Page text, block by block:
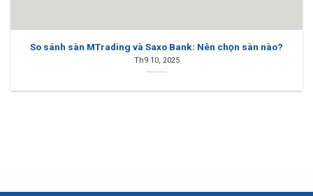
So sánh sàn MTrading và Saxo Bank: Nên chọn sàn nào?
Th9 10, 2025